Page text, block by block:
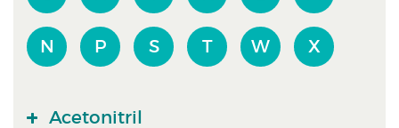
N P S T W X
Acetonitril